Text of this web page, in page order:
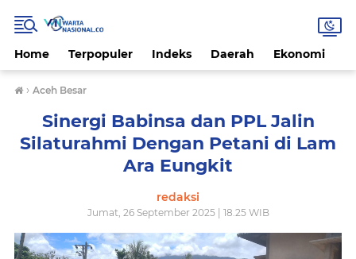
Home Terpopuler Indeks Daerah Ekonomi
› Aceh Besar
Sinergi Babinsa dan PPL Jalin
Silaturahmi Dengan Petani di Lam
Ara Eungkit
redaksi
Jumat, 26 September 2025 | 18.25 WIB